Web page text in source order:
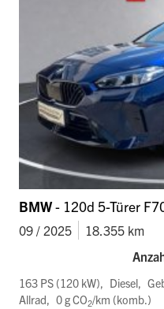
BMW- 120d 5-Türer
09 / 2025 18.355 km
163 PS (120 kW) Diesel
Allrad
0 g CO2/km (komb.)